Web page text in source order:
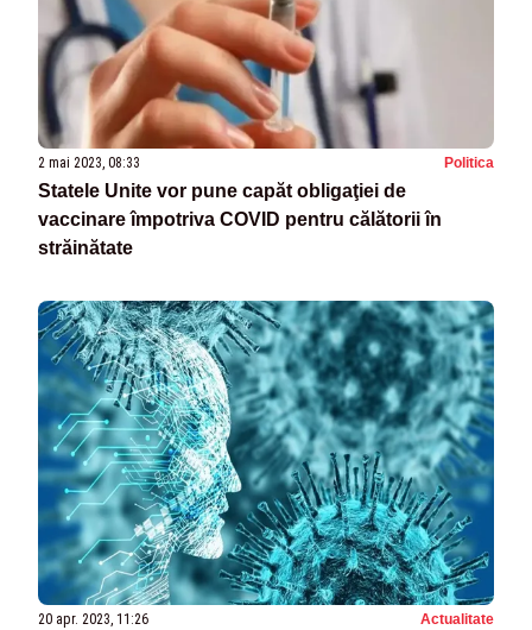
2 mai 2023, 08:33 Politica
Statele Unite vor pune capăt obligaţiei de
vaccinare împotriva COVID pentru călătorii în
străinătate
20 apr. 2023, 11:26 Actualitate